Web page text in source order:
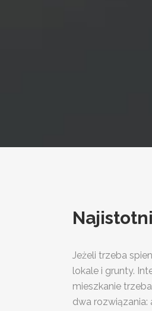
Jeżeli trzeba
lokale i grunty.
mieszkanie
dwa